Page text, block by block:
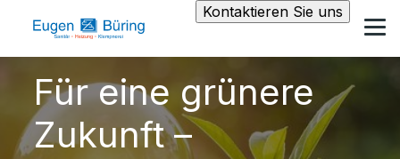
Kontaktieren Sie uns
Für eine grünere
Zukunft –